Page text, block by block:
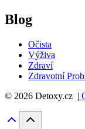
Blog
Očista
Výživa
Zdraví
Zdravotní
© 2026 Detoxy.cz |